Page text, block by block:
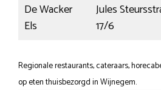
De Wacker
Els
Jules
17/6
Regionale restaurants, cateraars,
op eten thuisbezorgd in Wijnegem.